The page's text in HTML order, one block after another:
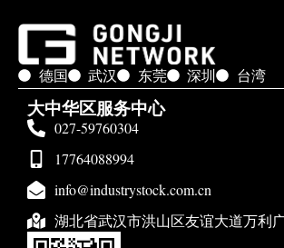
德国 武汉 东莞 深圳 台湾
大中华区服务中心
027-59760304
17764088994
info@industrystock.com.cn
湖北省武汉市洪山区友谊大道万利